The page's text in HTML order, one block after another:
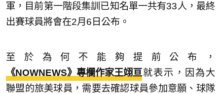
軍，目前第一階段集訓已知名單一共有33人，最終
出賽球員將會在2月6日公布。
至於為何不能夠提前公布，
《NOWNEWS》專欄作家王翊亘就表示，因為大
聯盟的旅美球員，需要去確認球員參加意願、球隊